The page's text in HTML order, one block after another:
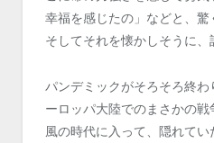
幸福を感じたの」などと、驚
そしてそれを懐かしそうに、
パンデミックがそろそろ終
ーロッパ大陸でのまさかの
風の時代に入って、隠れて